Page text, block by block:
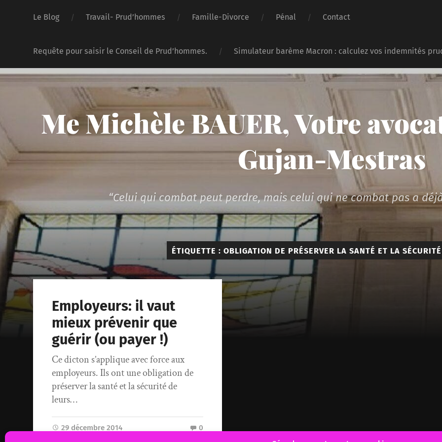
Le Blog Travail- Prud’hommes Famille-Divorce Pénal Contact
Requête pour saisir le Conseil de Prud’hommes. Simulateur barème Macron : calculez vos indemnités
Me Michèle BAUER, Votre
Gujan-Mestras
“Celui qui combat peut perdre, mais celui qui ne combat pas a
ÉTIQUETTE : OBLIGATION DE PRÉSERVER LA SANTÉ ET LA
Employeurs: il vaut
mieux prévenir que
guérir (ou payer !)
Ce dicton s’applique avec force aux
employeurs. Ils ont une obligation de
préserver la santé et la sécurité de
leurs…
29 décembre 2014 0